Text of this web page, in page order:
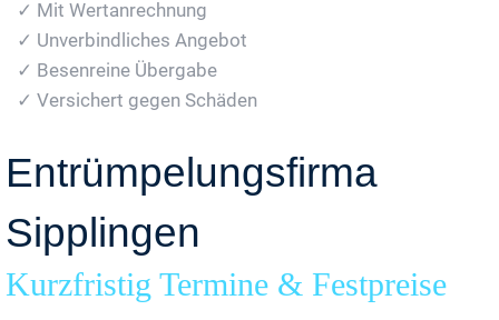
✓ Mit Wertanrechnung
✓ Unverbindliches Angebot
✓ Besenreine Übergabe
✓ Versichert gegen Schäden
Entrümpelungsfirma
Sipplingen
Kurzfristig Termine & Festpreise